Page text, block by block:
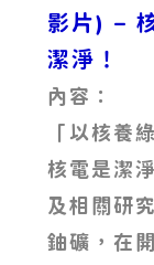
影片)–
潔淨！
內容：
「以核養
核電是潔
及相關研
鈾礦，在